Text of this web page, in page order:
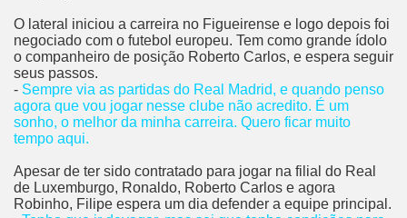
O lateral iniciou a carreira no Figueirense e logo depois foi
negociado com o futebol europeu. Tem como grande ídolo
o companheiro de posição Roberto Carlos, e espera seguir
seus passos.
- Sempre via as partidas do Real Madrid, e quando penso
agora que vou jogar nesse clube não acredito. É um
sonho, o melhor da minha carreira. Quero ficar muito
tempo aqui.
Apesar de ter sido contratado para jogar na filial do Real
de Luxemburgo, Ronaldo, Roberto Carlos e agora
Robinho, Filipe espera um dia defender a equipe principal.